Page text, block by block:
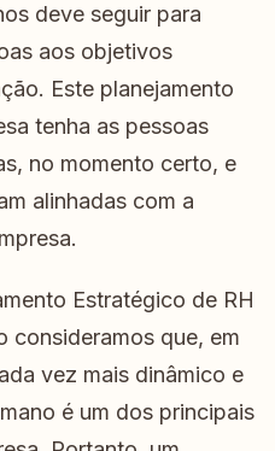
deve seguir para
aos objetivos
Este planejamento
tenha as pessoas
no momento certo, e
alinhadas com a
Estratégico de RH
consideramos que, em
vez mais dinâmico e
é um dos principais